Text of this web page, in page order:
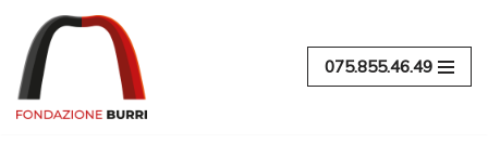
Vai
al
contenuto
075.855.46.49